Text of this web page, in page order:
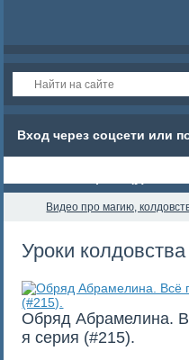
Вход через соцсети или
Видео про магию,
Уроки колдовства
Обряд Абрамелина.
я серия (#215).